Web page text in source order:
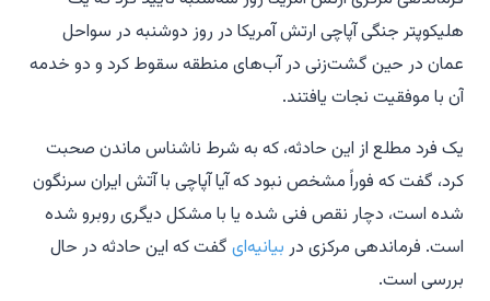
هلیکوپتر جنگی آپاچی ارتش آمریکا در روز دوشنبه در سواحل
عمان در حین گشت‌زنی در آب‌های منطقه سقوط کرد و دو خدمه
آن با موفقیت نجات یافتند.
یک فرد مطلع از این حادثه، که به شرط ناشناس ماندن صحبت
کرد، گفت که فوراً مشخص نبود که آیا آپاچی با آتش ایران سرنگون
شده است، دچار نقص فنی شده یا با مشکل دیگری روبرو شده
است. فرماندهی مرکزی در بیانیه‌ای گفت که این حادثه در حال
بررسی است.